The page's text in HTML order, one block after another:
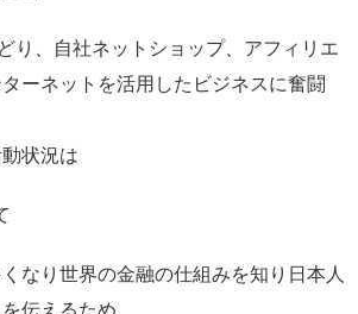
り、自社ネットショップ、アフィリエ
ーネットを活用したビジネスに奮闘
状況は
なり世界の金融の仕組みを知り日本人
伝えるため